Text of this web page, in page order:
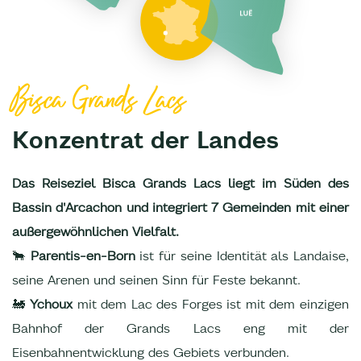
Bisca Grands Lacs
Konzentrat der Landes
Das Reiseziel Bisca Grands Lacs liegt im Süden des
Bassin d'Arcachon und integriert 7 Gemeinden mit einer
außergewöhnlichen Vielfalt.
🐂 Parentis-en-Bornist für seine Identität als Landaise,
seine Arenen und seinen Sinn für Feste bekannt.
🚂Ychouxmit dem Lac des Forges ist mit dem einzigen
Bahnhof der Grands Lacs eng mit der
Eisenbahnentwicklung des Gebiets verbunden.